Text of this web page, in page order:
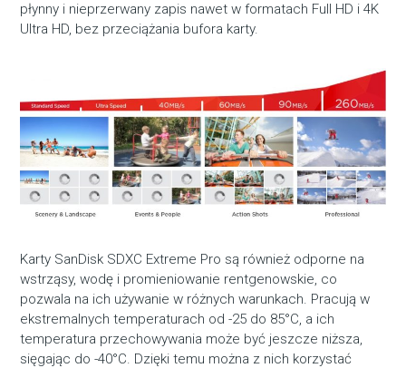
płynny i nieprzerwany zapis nawet w formatach Full HD i 4K
Ultra HD, bez przeciążania bufora karty.
Karty SanDisk SDXC Extreme Pro są również odporne na
wstrząsy, wodę i promieniowanie rentgenowskie, co
pozwala na ich używanie w różnych warunkach. Pracują w
ekstremalnych temperaturach od -25 do 85°C, a ich
temperatura przechowywania może być jeszcze niższa,
sięgając do -40°C. Dzięki temu można z nich korzystać